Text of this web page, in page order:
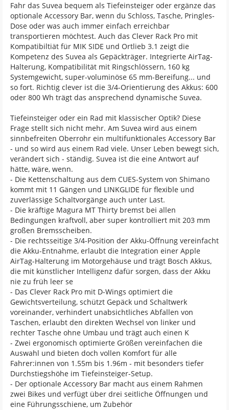
Fahr das Suvea bequem als Tiefeinsteiger oder ergänze das
optionale Accessory Bar, wenn du Schloss, Tasche, Pringles-
Dose oder was auch immer einfach erreichbar
transportieren möchtest. Auch das Clever Rack Pro mit
Kompatibiltiät für MIK SIDE und Ortlieb 3.1 zeigt die
Kompetenz des Suvea als Gepäckträger. Integrierte AirTag-
Halterung, Kompatibilität mit Ringschlössern, 160 kg
Systemgewicht, super-voluminöse 65 mm-Bereifung... und
so fort. Richtig clever ist die 3/4-Orientierung des Akkus: 600
oder 800 Wh trägt das ansprechend dynamische Suvea.
Tiefeinsteiger oder ein Rad mit klassischer Optik? Diese
Frage stellt sich nicht mehr. Am Suvea wird aus einem
sinnbefreiten Oberrohr ein multifunktionales Accessory Bar
- und so wird aus einem Rad viele. Unser Leben bewegt sich,
verändert sich - ständig. Suvea ist die eine Antwort auf
hätte, wäre, wenn.
- Die Kettenschaltung aus dem CUES-System von Shimano
kommt mit 11 Gängen und LINKGLIDE für flexible und
zuverlässige Schaltvorgänge auch unter Last.
- Die kräftige Magura MT Thirty bremst bei allen
Bedingungen kraftvoll, aber super kontrolliert mit 203 mm
großen Bremsscheiben.
- Die rechtsseitige 3/4-Position der Akku-Öffnung vereinfacht
die Akku-Entnahme, erlaubt die Integration einer Apple
AirTag-Halterung im Motorgehäuse und trägt Bosch Akkus,
die mit künstlicher Intelligenz dafür sorgen, dass der Akku
nie zu früh leer se
- Das Clever Rack Pro mit D-Wings optimiert die
Gewichtsverteilung, schützt Gepäck und Schaltwerk
voreinander, verhindert unabsichtliches Abfallen von
Taschen, erlaubt den direkten Wechsel von linker und
rechter Tasche ohne Umbau und trägt auch einen K
- Zwei ergonomisch optimierte Größen vereinfachen die
Auswahl und bieten doch vollen Komfort für alle
Fahrer:innen von 1.55m bis 1.96m - mit besonders tiefer
Durchstiegshöhe im Tiefeinsteiger-Setup.
- Der optionale Accessory Bar macht aus einem Rahmen
zwei Bikes und verfügt über drei seitliche Öffnungen und
eine Führungsschiene, um Zubehör